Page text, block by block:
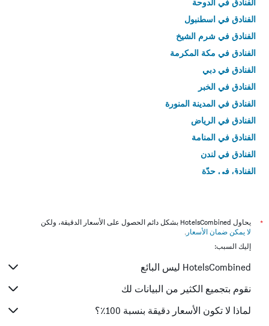
الفنادق في اسطنبول
الفنادق في شرم الشيخ
الفنادق في مكة المكرمة
الفنادق في دبي
الفنادق في الخبر
الفنادق في المدينة المنورة
الفنادق في الرياض
الفنادق في المنامة
الفنادق في لندن
الفنادق في جدّة
*
يحاول HotelsCombined بشكل دائم الحصول على الأسعار الدقيقة، ولكن
لا يمكن ضمان الأسعار .
إليك السبب:
HotelsCombined ليس البائع
نقوم بتجميع الكثير من البيانات لك
لماذا لا تكون الأسعار دقيقة بنسبة 100٪؟